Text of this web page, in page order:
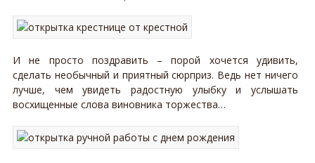
И не просто поздравить – порой хочется удивить,
сделать необычный и приятный сюрприз. Ведь нет ничего
лучше, чем увидеть радостную улыбку и услышать
восхищенные слова виновника торжества…